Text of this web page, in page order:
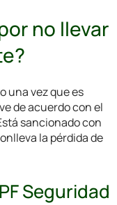
no llevar
una vez que es
de acuerdo con el
sancionado con
la pérdida de
Seguridad